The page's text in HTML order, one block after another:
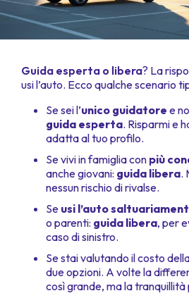
Guida esperta o libera? La
usi l’auto. Ecco qualche scenario
Se sei l’unico guidatore e
guida esperta. Risparmi e
adatta al tuo profilo.
Se vivi in famiglia con più
anche giovani: guida libera.
nessun rischio di rivalse.
Se usi l’auto
o parenti: guida libera, per
caso di sinistro.
Se stai valutando il costo
due opzioni. A volte la
così grande, ma la